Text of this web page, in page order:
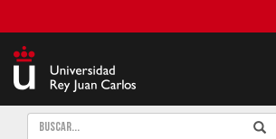
Buscar Enviar